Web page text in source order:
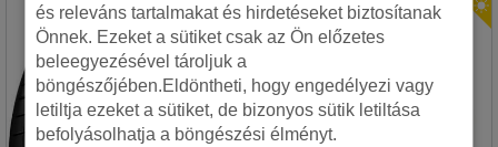
és releváns tartalmakat és hirdetéseket biztosítanak
Önnek. Ezeket a sütiket csak az Ön előzetes
beleegyezésével tároljuk a
böngészőjében.Eldöntheti, hogy engedélyezi vagy
letiltja ezeket a sütiket, de bizonyos sütik letiltása
befolyásolhatja a böngészési élményt.